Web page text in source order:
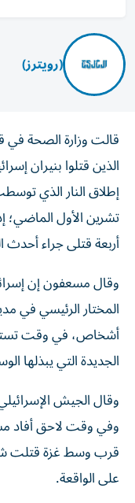
(رويترز)
قالت وزارة الصحة
الذين قتلوا بنيران
إطلاق النار الذي
تشرين ​الأول الماضي؛
أربعة قتلى ‌جراء
وقال مسعفون إن
المختار الرئيسي في
أشخاص، في وقت
الجديدة التي يبذلها
وقال الجيش
وفي وقت لاحق أفاد
قرب وسط غزة قتلت
على الواقعة.